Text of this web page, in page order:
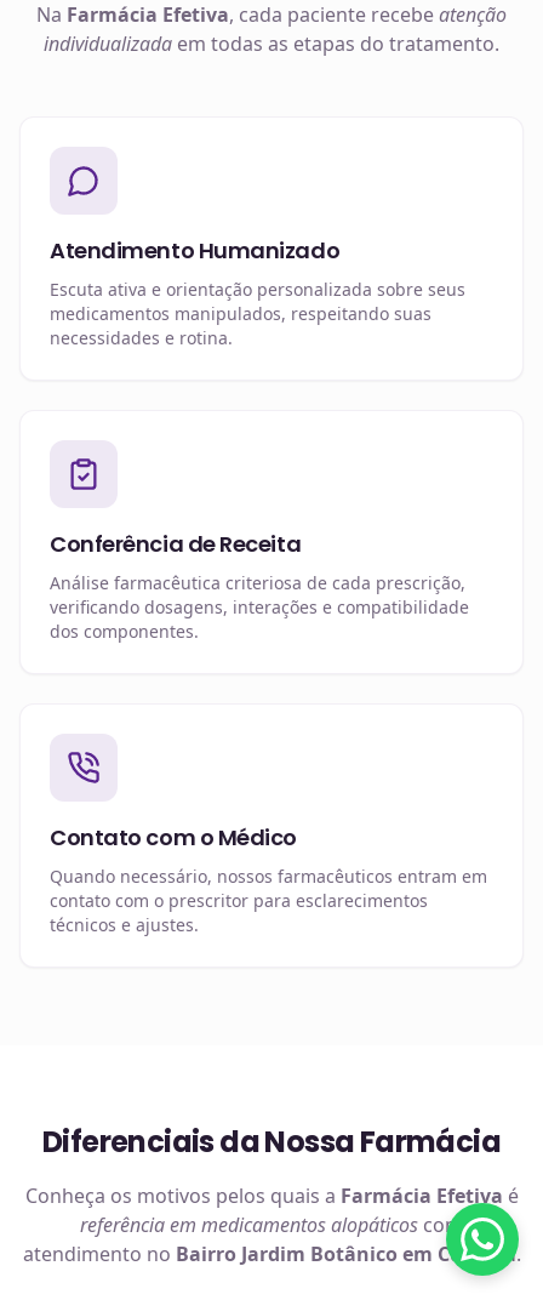
Na Farmácia Efetiva, cada paciente recebeatenção
individualizada em todas as etapas do tratamento.
Atendimento Humanizado
Escuta ativa e orientação personalizada sobre seus
medicamentos manipulados, respeitando suas
necessidades e rotina.
Conferência de Receita
Análise farmacêutica criteriosa de cada prescrição,
verificando dosagens, interações e compatibilidade
dos componentes.
Contato com o Médico
Quando necessário, nossos farmacêuticos entram em
contato com o prescritor para esclarecimentos
técnicos e ajustes.
Diferenciais da Nossa Farmácia
Conheça os motivos pelos quais a Farmácia Efetiva é
referência em medicamentos alopáticos com
atendimento no Bairro Jardim Botânico em Curitiba.